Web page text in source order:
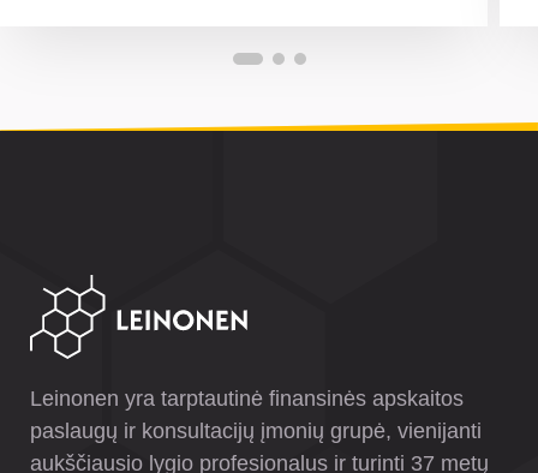
Leinonen yra tarptautinė finansinės apskaitos
paslaugų ir konsultacijų įmonių grupė, vienijanti
aukščiausio lygio profesionalus ir turinti 37 metų